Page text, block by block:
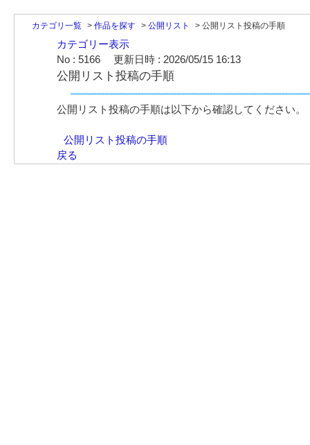
カテゴリ一覧 > 作品を探す > 公開リスト > 公開リスト投稿の手順
カテゴリー表示
No : 5166
更新日時 : 2026/05/15 16:13
公開リスト投稿の手順
公開リスト投稿の手順は以下から確認してください。
公開リスト投稿の手順
戻る